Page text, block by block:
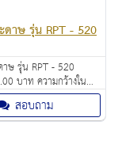
าษ รุ่น RPT - 520
ษ รุ่น RPT - 520
บาท ความกว้างใน
นติเมตร ใช้ตัดกระดาษ,
ษฟอยล์ หรือ พลาสติก
ละ 20 แผ่น (70 แกรม)
สอบถาม